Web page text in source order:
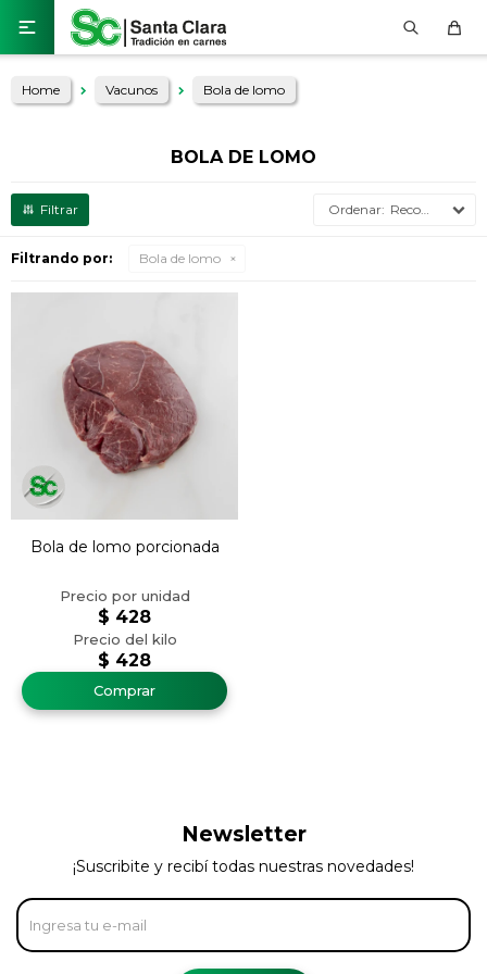

Home Vacunos Bola de lomo
BOLA DE LOMO
Recomendados
Filtrando por: Bola de lomo
Bola de lomo porcionada
$ 428
$ 428
Newsletter
¡Suscribite y recibí todas nuestras novedades!